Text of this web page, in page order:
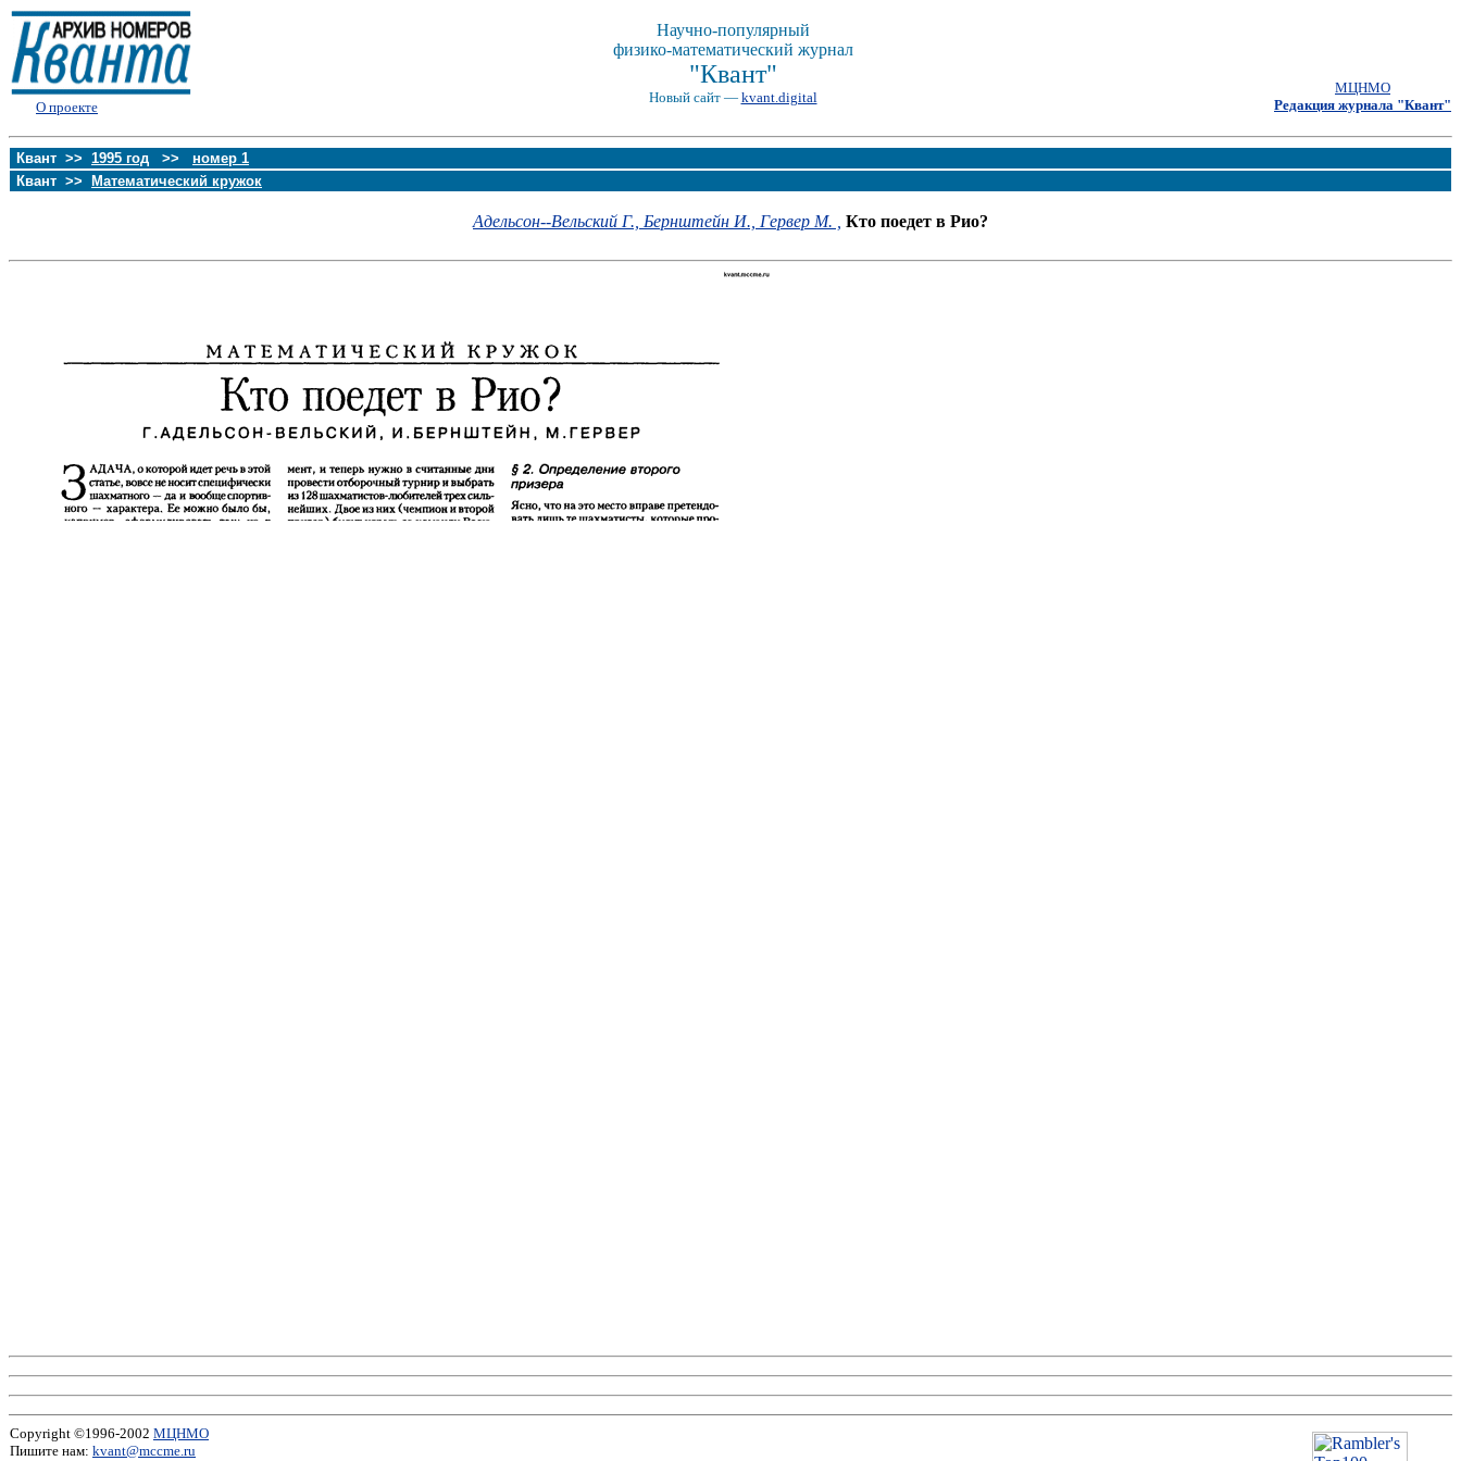
О проекте
Научно-популярный
физико-математический журнал
"Квант"
Новый сайт — kvant.digital
МЦНМО
Редакция журнала "Квант"
Квант >> 1995 год >> номер 1
Квант >>
Математический кружок
Адельсон--Вельский Г., Бернштейн И., Гервер М. , Кто поедет в Рио?
Copyright ©1996-2002 МЦНМО
Пишите нам: kvant@mccme.ru